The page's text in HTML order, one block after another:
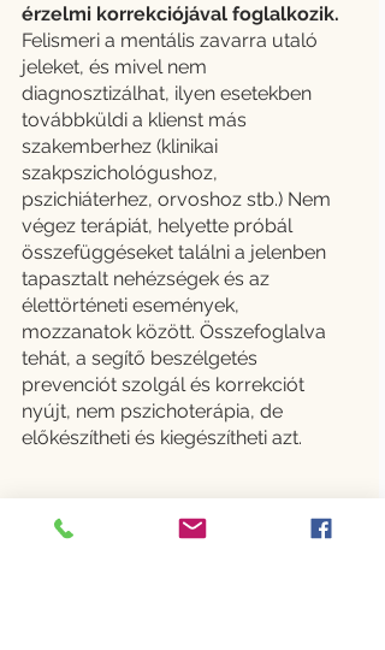
érzelmi korrekciójával foglalkozik.
Felismeri a mentális zavarra utaló
jeleket, és mivel nem
diagnosztizálhat, ilyen esetekben
továbbküldi a klienst más
szakemberhez (klinikai
szakpszichológushoz,
pszichiáterhez, orvoshoz stb.) Nem
végez terápiát, helyette próbál
összefüggéseket találni a jelenben
tapasztalt nehézségek és az
élettörténeti események,
mozzanatok között. Összefoglalva
tehát, a segítő beszélgetés
prevenciót szolgál és korrekciót
nyújt, nem pszichoterápia, de
előkészítheti és kiegészítheti azt.
IDŐPONTOT FOGLALOK